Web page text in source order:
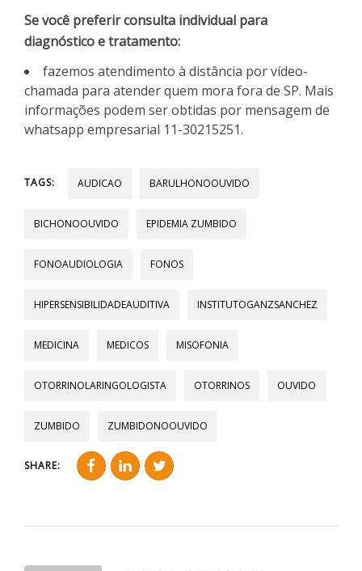
Se você preferir consulta individual para
diagnóstico e tratamento:
fazemos atendimento à distância por vídeo-
chamada para atender quem mora fora de SP. Mais
informações podem ser obtidas por mensagem de
whatsapp empresarial 11-30215251.
TAGS: AUDICAO BARULHONOOUVIDO
BICHONOOUVIDO EPIDEMIA ZUMBIDO
FONOAUDIOLOGIA FONOS
HIPERSENSIBILIDADEAUDITIVA INSTITUTOGANZSANCHEZ
MEDICINA MEDICOS MISOFONIA
OTORRINOLARINGOLOGISTA OTORRINOS OUVIDO
ZUMBIDO ZUMBIDONOOUVIDO
SHARE: